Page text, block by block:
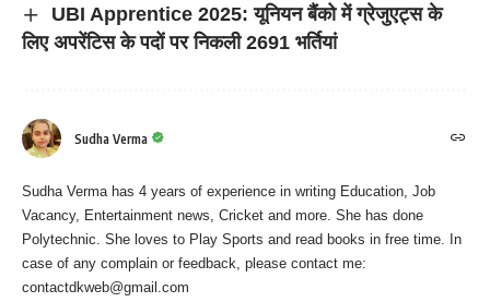
UBI Apprentice 2025: यूनियन बैंको में ग्रेजुएट्स के
लिए अपरेंटिस के पदों पर निकली 2691 भर्तियां
Sudha Verma
Sudha Verma has 4 years of experience in writing Education, Job
Vacancy, Entertainment news, Cricket and more. She has done
Polytechnic. She loves to Play Sports and read books in free time. In
case of any complain or feedback, please contact me:
contactdkweb@gmail.com